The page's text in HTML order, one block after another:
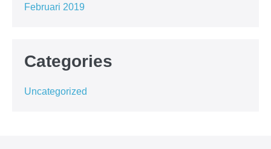
Februari 2019
Categories
Uncategorized